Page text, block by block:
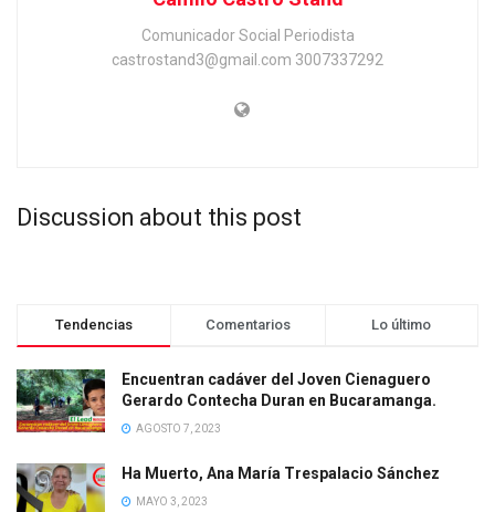
Comunicador Social Periodista
castrostand3@gmail.com 3007337292
Discussion about this post
Tendencias Comentarios Lo último
Encuentran cadáver del Joven Cienaguero
Gerardo Contecha Duran en Bucaramanga.
AGOSTO 7, 2023
Ha Muerto, Ana María Trespalacio Sánchez
MAYO 3, 2023